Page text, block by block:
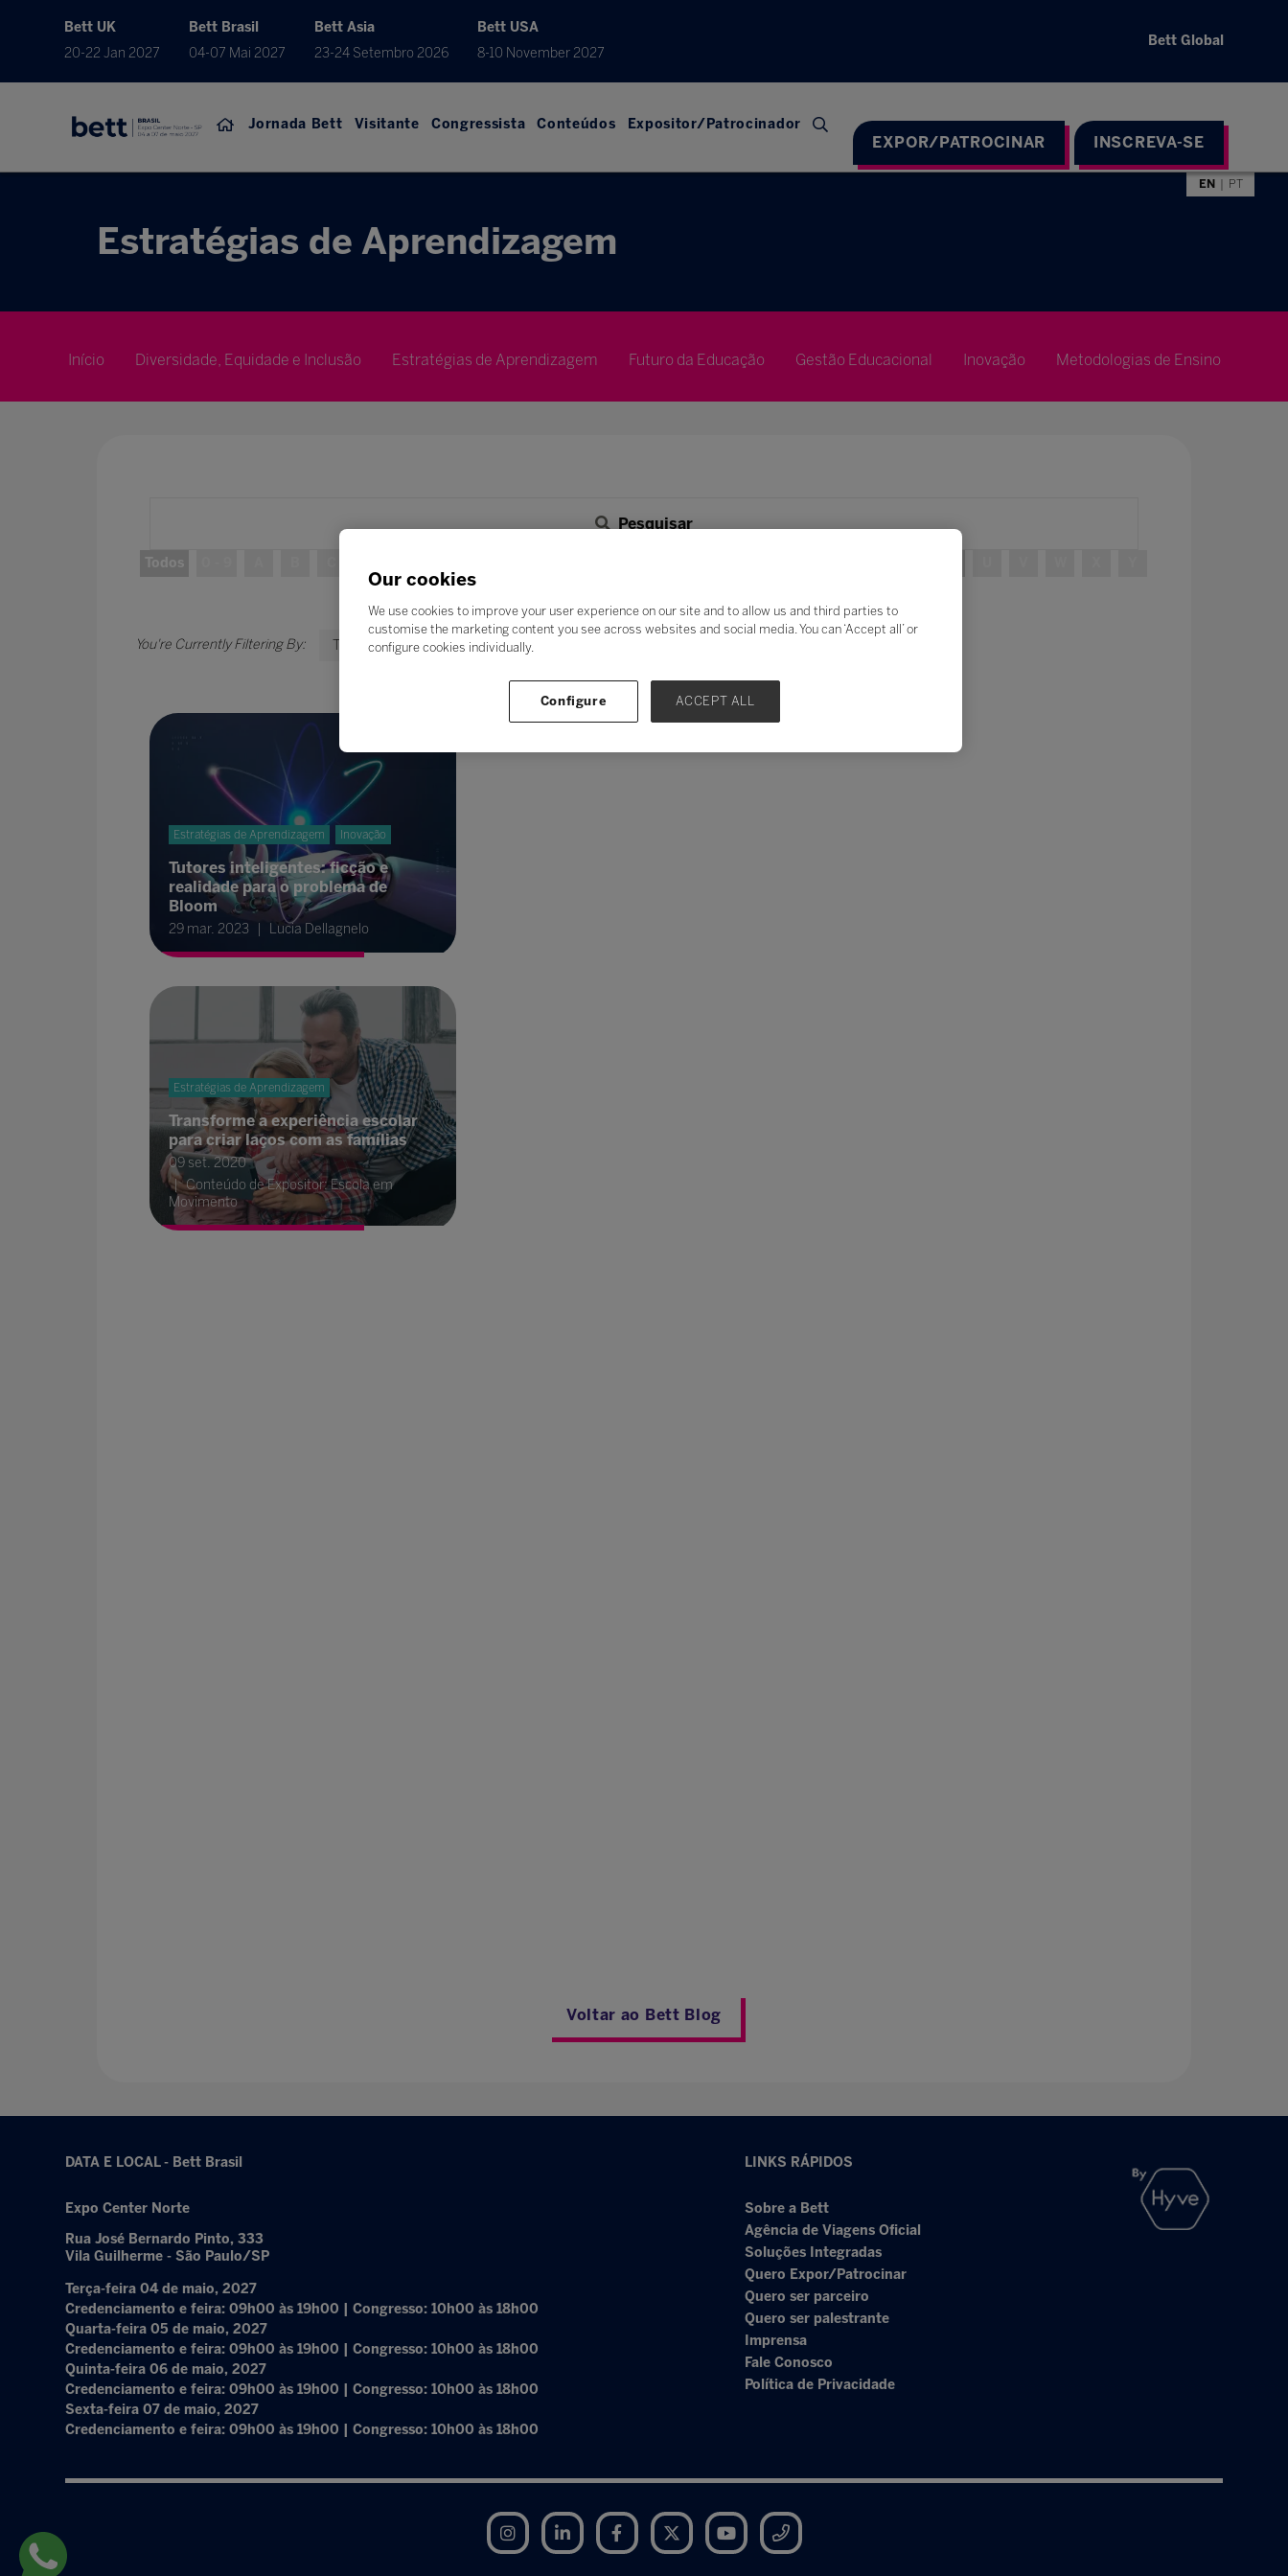
Bett UK
20-22 Jan 2027
Bett Brasil
04-07 Mai 2027
Bett Asia
23-24 Setembro 2026
Bett USA
8-10 November 2027
Bett Global
Jornada Bett Visitante Congressista Conteúdos Expositor/Patrocinador
EXPOR/PATROCINAR INSCREVA-SE
EN PT
Estratégias de Aprendizagem
Início Diversidade, Equidade e Inclusão Estratégias de Aprendizagem Futuro da Educação Gestão Educacional Inovação Metodologias de Ensino
Pesquisar
Todos
T
Estratégias de Aprendizagem Inovação
Tutores inteligentes: ficção e
realidade para o problema de
Bloom
29 mar. 2023 Lucia Dellagnelo
Estratégias de Aprendizagem
Transforme a experiência escolar
para criar laços com as famílias
09 set. 2020
Conteúdo de Expositor: Escola em
Movimento
Voltar ao Bett Blog
DATA E LOCAL - Bett Brasil
Expo Center Norte
Rua José Bernardo Pinto, 333
Vila Guilherme - São Paulo/SP
Terça-feira 04 de maio, 2027
Credenciamento e feira: 09h00 às 19h00 | Congresso: 10h00 às 18h00
Quarta-feira 05 de maio, 2027
Credenciamento e feira: 09h00 às 19h00 | Congresso: 10h00 às 18h00
Quinta-feira 06 de maio, 2027
Credenciamento e feira: 09h00 às 19h00 | Congresso: 10h00 às 18h00
Sexta-feira 07 de maio, 2027
Credenciamento e feira: 09h00 às 19h00 | Congresso: 10h00 às 18h00
LINKS RÁPIDOS
Sobre a Bett
Agência de Viagens Oficial
Soluções Integradas
Quero Expor/Patrocinar
Quero ser parceiro
Quero ser palestrante
Imprensa
Fale Conosco
Política de Privacidade
Instagram LinkedIn Facebook Twitter YouTube
Our cookies
We use cookies to improve your user experience on our site and to allow us and third parties to
customise the marketing content you see across websites and social media. You can ‘Accept all’ or
configure cookies individually.
Configure ACCEPT ALL